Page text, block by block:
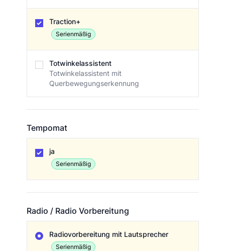
Traction+
Serienmäßig
Totwinkelassistent
Totwinkelassistent mit
Querbewegungserkennung
Tempomat
ja
Serienmäßig
Radio / Radio Vorbereitung
Radiovorbereitung mit Lautsprecher
Serienmäßig